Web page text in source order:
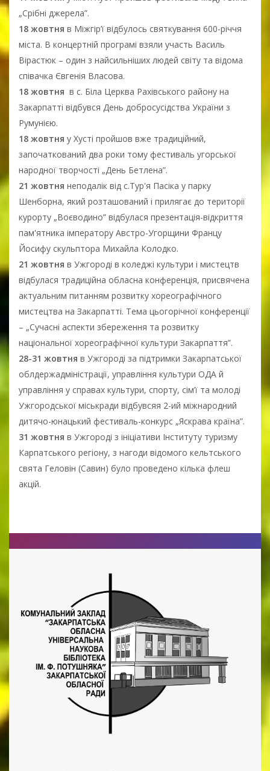
„Срібні джерела”.
18 жовтня в Міжгір’ї відбулось святкування 600-річчя
міста. В концертній програмі взяли участь Василь
Вірастюк – один з найсильніших людей світу та відома
співачка Євгенія Власова.
18 жовтня в с. Біла Церква Рахівського району на
Закарпатті відбувся День добросусідства України з
Румунією.
18 жовтня у Хусті пройшов вже традиційний,
започаткований два роки тому фестиваль угорської
народної творчості „День Бетлена”.
21 жовтня неподалік від с.Тур'я Пасіка у парку
Шенборна, який розташований і прилягає до території
курорту „Воєводино” відбулася презентація-відкриття
пам'ятника імператору Австро-Угорщини Францу
Йосифу скульптора Михайла Колодко.
21 жовтня в Ужгороді в коледжі культури і мистецтв
відбулася традиційна обласна конференція, присвячена
актуальним питанням розвитку хореографічного
мистецтва на Закарпатті. Тема цьогорічної конференції
– „Сучасні аспекти збереження та розвитку
національної хореографічної культури Закарпаття”.
28-31 жовтня в Ужгороді за підтримки Закарпатської
облдержадміністрації, управління культури ОДА й
управління у справах культури, спорту, сім’ї та молоді
Ужгородської міськради відбувсяя 2-ий міжнародний
дитячо-юнацький фестиваль-конкурс „Яскрава країна”.
31 жовтня в Ужгороді з ініціативи Інституту туризму
Карпатського регіону, з нагоди відомого кельтського
свята Геловін (Савин) було проведено кілька флеш
акцій.